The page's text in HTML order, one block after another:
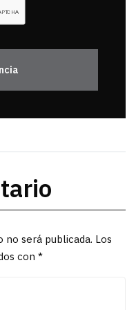
será publicada. Los
con *